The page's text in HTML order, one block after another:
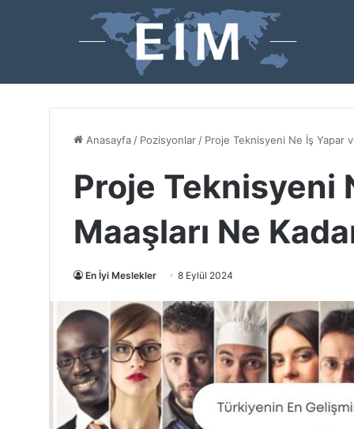
Anasayfa / Pozisyonlar / Proje Teknisyeni Ne İş Yapar
Proje Teknisyeni
Maaşları Ne
En İyi Meslekler 8 Eylül 2024